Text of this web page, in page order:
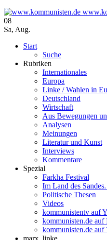
08
Sa, Aug.
Start
Suche
Rubriken
Internationales
Europa
Linke / Wahlen in
Deutschland
Wirtschaft
Aus Bewegungen
Analysen
Meinungen
Literatur und Kunst
Interviews
Kommentare
Spezial
Farkha Festival
Im Land des
Politische Thesen
Videos
kommunistentv auf
kommunisten.de auf
kommunisten.de auf
marx. linke